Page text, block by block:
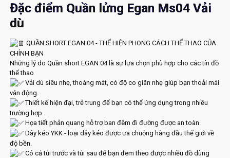
Đặc điểm Quần lửng Egan Ms04 Vải
dù
QUẦN SHORT EGAN 04 - THỂ HIỆN PHONG CÁCH THỂ THAO CỦA
CHÍNH BẠN
Những lý do Quần short EGAN 04 là sự lựa chọn phù hợp cho các tín đồ
thể thao
Vải dù siêu nhẹ, thoáng mát, có độ co giãn nhẹ giúp bạn thoải mái
vận động.
Thiết kế hiện đại, trẻ trung để bạn có thể ứng dụng trong nhiều
trường hợp.
Họa tiết phản quang hỗ trợ ban đêm đi đường được an toàn.
Dây kéo YKK - loại dây kéo được ưa chuộng hàng đầu thế giới về
độ bền.
Có cả túi trước và túi sau để bạn đem theo được nhiều đồ dùng